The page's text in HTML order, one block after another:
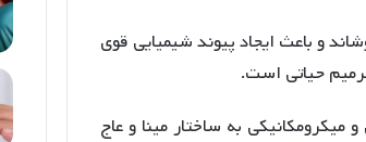
و باعث ایجاد پیوند شیمیایی قوی
حیاتی است.
به ساختار مینا و عاج